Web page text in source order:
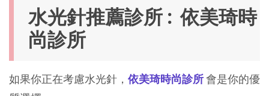
水光針推薦診所 : 依美琦時
尚診所
如果你正在考慮水光針， 依美琦時尚診所會是你的優